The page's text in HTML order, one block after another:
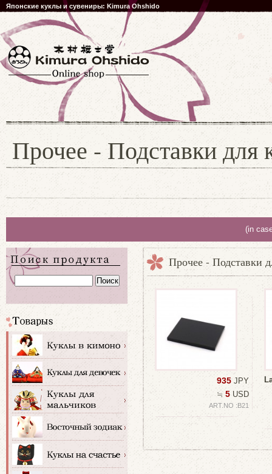
Японские куклы и сувениры: Kimura Ohshido
Прочее - Подставки для
(in
Прочее - Подставки
935 JPY
≒ 5 USD
ART.NO :B21